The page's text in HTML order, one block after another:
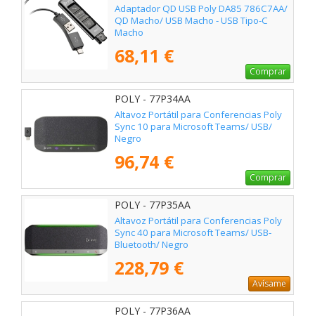
Adaptador QD USB Poly DA85 786C7AA/
QD Macho/ USB Macho - USB Tipo-C
Macho
68,11 €
Comprar
POLY - 77P34AA
Altavoz Portátil para Conferencias Poly
Sync 10 para Microsoft Teams/ USB/
Negro
96,74 €
Comprar
POLY - 77P35AA
Altavoz Portátil para Conferencias Poly
Sync 40 para Microsoft Teams/ USB-
Bluetooth/ Negro
228,79 €
Avísame
POLY - 77P36AA